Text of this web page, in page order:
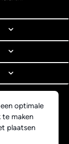
optimale
te maken
plaatsen